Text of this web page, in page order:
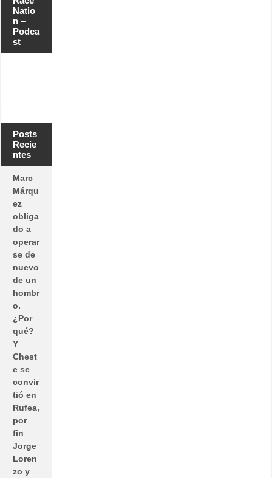
Natio
n –
Podca
st
Posts
Recie
ntes
Marc
Márqu
ez
obliga
do a
operar
se de
nuevo
de un
hombr
o.
¿Por
qué?
Y
Chest
e se
convir
tió en
Rufea,
por
fin
Jorge
Loren
zo y